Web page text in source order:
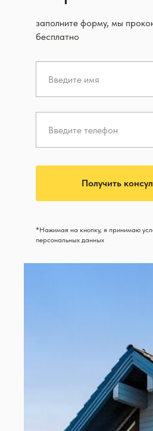
заполните форму, мы
бесплатно
Получить
*Нажимая на кнопку, я принимаю
персональных данных